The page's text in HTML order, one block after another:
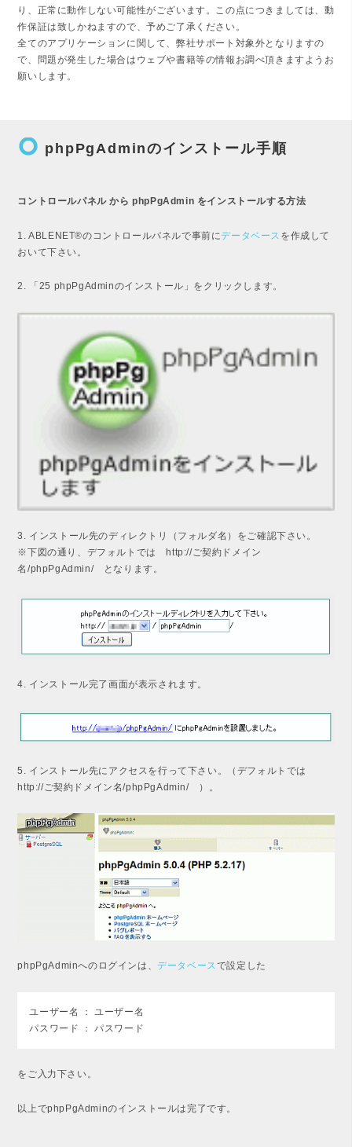
り、正常に動作しない可能性がございます。この点につきましては、動
作保証は致しかねますので、予めご了承ください。
全てのアプリケーションに関して、弊社サポート対象外となりますの
で、問題が発生した場合はウェブや書籍等の情報お調べ頂きますようお
願いします。
trip_origin phpPgAdminのインストール手順
コントロールパネル から phpPgAdmin をインストールする方法
1. ABLENET®のコントロールパネルで事前にデータベース を作成して
おいて下さい。
2. 「25 phpPgAdminのインストール」をクリックします。
3. インストール先のディレクトリ（フォルダ名）をご確認下さい。
※下図の通り、デフォルトでは http://ご契約ドメイン
名/phpPgAdmin/ となります。
4. インストール完了画面が表示されます。
5. インストール先にアクセスを行って下さい。（デフォルトでは
http://ご契約ドメイン名/phpPgAdmin/ ）。
phpPgAdminへのログインは、データベースで設定した
ユーザー名 ： ユーザー名
パスワード ： パスワード
をご入力下さい。
以上でphpPgAdminのインストールは完了です。